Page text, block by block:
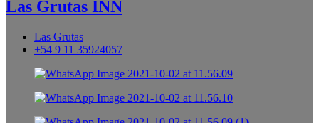
Las Grutas INN
Las Grutas
+54 9 11 35924057